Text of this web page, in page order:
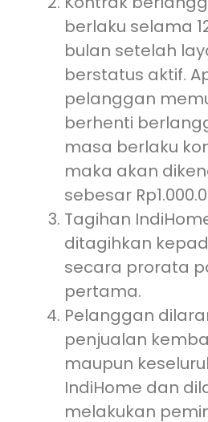
berlaku selama
bulan setelah
berstatus aktif.
pelanggan
berhenti
masa berlaku
maka akan
sebesar
Tagihan
ditagihkan
secara prorata
pertama.
Pelanggan
penjualan
maupun
IndiHome dan
melakukan